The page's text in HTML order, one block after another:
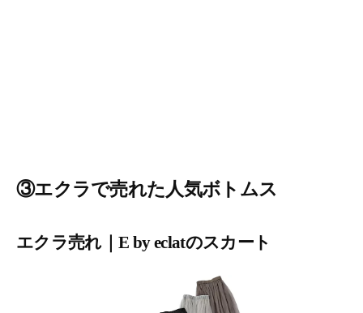
③エクラで売れた人気ボトムス
エクラ売れ｜E by eclatのスカート